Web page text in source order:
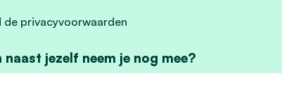
de privacyvoorwaarden
naast jezelf neem je nog mee?